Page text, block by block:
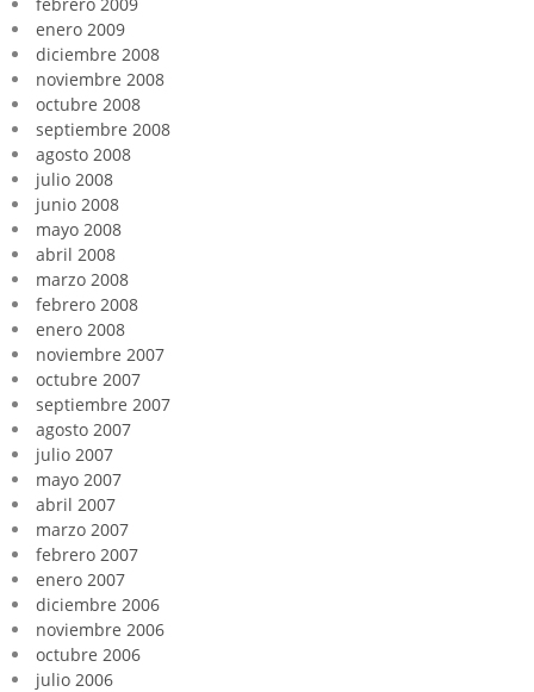
enero 2009
diciembre 2008
noviembre 2008
octubre 2008
septiembre 2008
agosto 2008
julio 2008
junio 2008
mayo 2008
abril 2008
marzo 2008
febrero 2008
enero 2008
noviembre 2007
octubre 2007
septiembre 2007
agosto 2007
julio 2007
mayo 2007
abril 2007
marzo 2007
febrero 2007
enero 2007
diciembre 2006
noviembre 2006
octubre 2006
julio 2006